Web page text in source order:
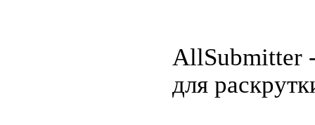
AllSubmitter
для